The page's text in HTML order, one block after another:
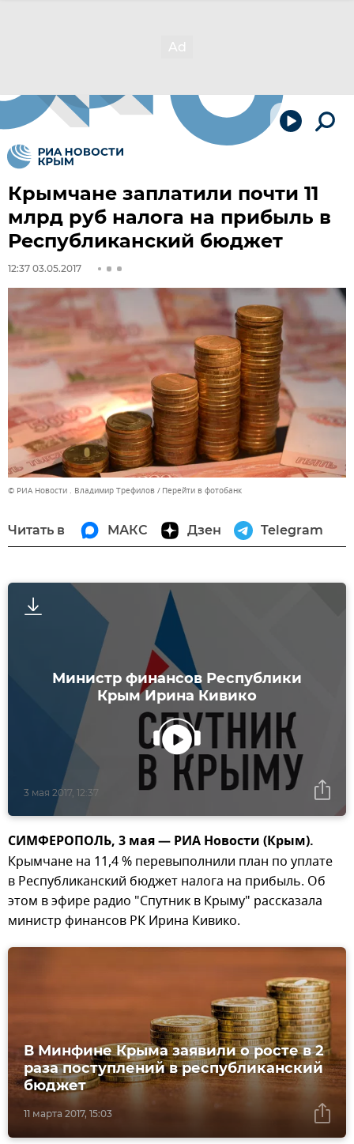
Крымчане заплатили почти 11
млрд руб налога на прибыль в
Республиканский бюджет
12:37 03.05.2017
© РИА Новости . Владимир Трефилов Перейти в фотобанк
Читать в МАКС Дзен Telegram
Министр финансов Республики
Крым Ирина Кивико
3 мая 2017, 12:37
СИМФЕРОПОЛЬ, 3 мая — РИА Новости (Крым).
Крымчане на 11,4 % перевыполнили план по уплате
в Республиканский бюджет налога на прибыль. Об
этом в эфире радио "Спутник в Крыму" рассказала
министр финансов РК Ирина Кивико.
11 марта 2017, 15:03
В Минфине Крыма заявили о росте в 2
раза поступлений в республиканский
бюджет